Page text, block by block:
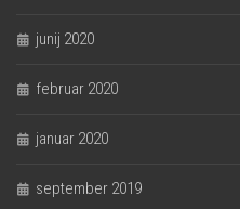
junij 2020
februar 2020
januar 2020
september 2019